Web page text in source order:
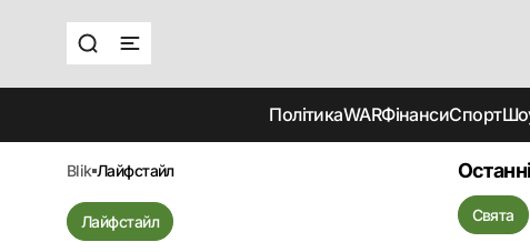
ПолітикаWARФінансиСпорт
blik лайфстайл
Лайфстайл Свята